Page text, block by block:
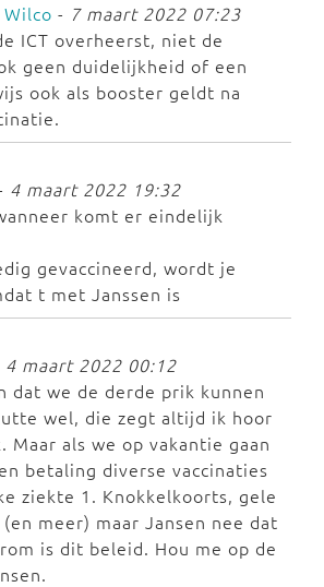
Wilco - 7 maart 2022 07:23
ICT overheerst, niet de
geen duidelijkheid of een
ook als booster geldt na
4 maart 2022 19:32
komt er eindelijk
gevaccineerd, wordt je
t met Janssen is
4 maart 2022 00:12
dat we de derde prik kunnen
wel, die zegt altijd ik hoor
Maar als we op vakantie gaan
betaling diverse vaccinaties
ziekte 1. Knokkelkoorts, gele
meer) maar Jansen nee dat
is dit beleid. Hou me op de